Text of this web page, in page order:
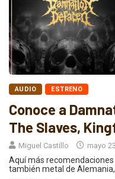
AUDIO ESTRENO
Conoce a
The Slaves,
Miguel Castillo mayo
Aquí más
también metal de